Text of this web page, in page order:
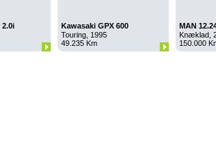
2.0i
Kawasaki GPX 600
Touring, 1995
49.235 Km
MAN
Knæklad,
150.000